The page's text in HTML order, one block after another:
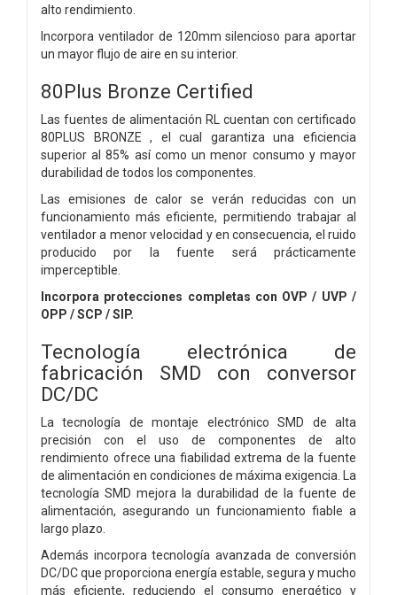
alto rendimiento.
Incorpora ventilador de 120mm silencioso para aportar
un mayor flujo de aire en su interior.
80Plus Bronze Certified
Las fuentes de alimentación RL cuentan con certificado
80PLUS BRONZE , el cual garantiza una eficiencia
superior al 85% así como un menor consumo y mayor
durabilidad de todos los componentes.
Las emisiones de calor se verán reducidas con un
funcionamiento más eficiente, permitiendo trabajar al
ventilador a menor velocidad y en consecuencia, el ruido
producido por la fuente será prácticamente
imperceptible.
Incorpora protecciones completas con OVP / UVP /
OPP / SCP / SIP.
Tecnología electrónica de
fabricación SMD con conversor
DC/DC
La tecnología de montaje electrónico SMD de alta
precisión con el uso de componentes de alto
rendimiento ofrece una fiabilidad extrema de la fuente
de alimentación en condiciones de máxima exigencia. La
tecnología SMD mejora la durabilidad de la fuente de
alimentación, asegurando un funcionamiento fiable a
largo plazo.
Además incorpora tecnología avanzada de conversión
DC/DC que proporciona energía estable, segura y mucho
más eficiente, reduciendo el consumo energético y